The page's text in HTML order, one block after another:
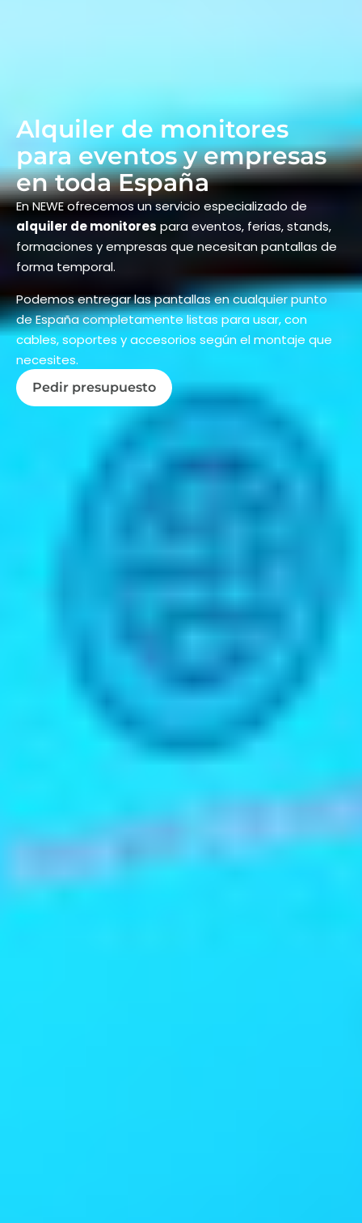
Alquiler de monitores
para eventos y empresas
en toda España
En NEWE ofrecemos un servicio especializado de
alquiler de monitores para eventos, ferias, stands,
formaciones y empresas que necesitan pantallas de
forma temporal.
Podemos entregar las pantallas en cualquier punto
de España completamente listas para usar, con
cables, soportes y accesorios según el montaje que
necesites.
Pedir presupuesto